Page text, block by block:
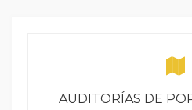
AUDITORÍAS DE